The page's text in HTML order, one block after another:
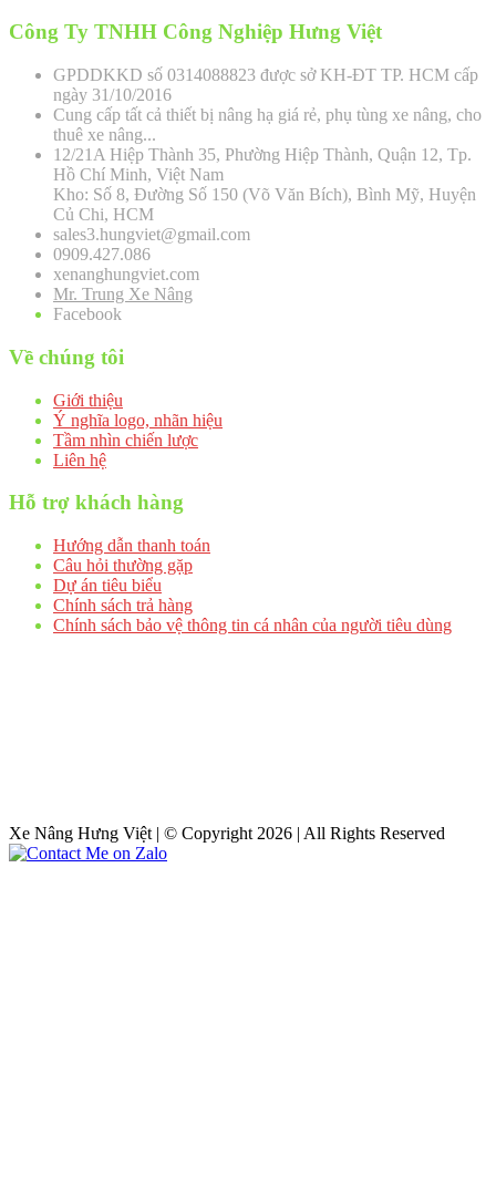
Công Ty TNHH Công Nghiệp Hưng Việt
GPDDKKD số 0314088823 được sở KH-ĐT TP. HCM cấp
ngày 31/10/2016
Cung cấp tất cả thiết bị nâng hạ giá rẻ, phụ tùng xe nâng, cho
thuê xe nâng...
12/21A Hiệp Thành 35, Phường Hiệp Thành, Quận 12, Tp.
Hồ Chí Minh, Việt Nam
Kho: Số 8, Đường Số 150 (Võ Văn Bích), Bình Mỹ, Huyện
Củ Chi, HCM
sales3.hungviet@gmail.com
0909.427.086
xenanghungviet.com
Mr. Trung Xe Nâng
Facebook
Về chúng tôi
Giới thiệu
Ý nghĩa logo, nhãn hiệu
Tầm nhìn chiến lược
Liên hệ
Hỗ trợ khách hàng
Hướng dẫn thanh toán
Câu hỏi thường gặp
Dự án tiêu biểu
Chính sách trả hàng
Chính sách bảo vệ thông tin cá nhân của người tiêu dùng
Xe Nâng Hưng Việt | © Copyright 2026 | All Rights Reserved